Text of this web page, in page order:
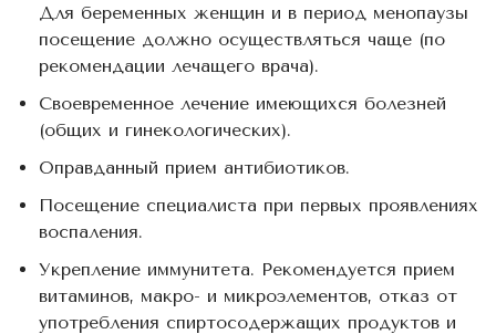
Для беременных женщин и в период менопаузы
посещение должно осуществляться чаще (по
рекомендации лечащего врача).
Своевременное лечение имеющихся болезней
(общих и гинекологических).
Оправданный прием антибиотиков.
Посещение специалиста при первых проявлениях
воспаления.
Укрепление иммунитета. Рекомендуется прием
витаминов, макро- и микроэлементов, отказ от
употребления спиртосодержащих продуктов и